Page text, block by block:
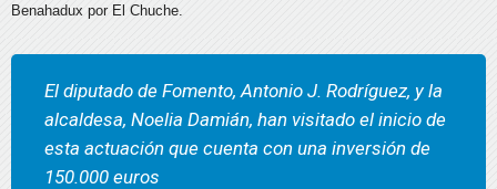
Benahadux por El Chuche.
El diputado de Fomento, Antonio J. Rodríguez, y la
alcaldesa, Noelia Damián, han visitado el inicio de
esta actuación que cuenta con una inversión de
150.000 euros